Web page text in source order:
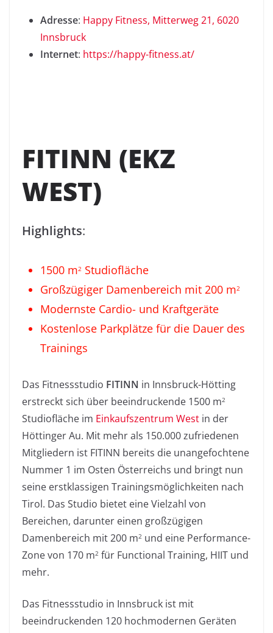
Adresse: Happy Fitness, Mitterweg 21, 6020
Innsbruck
Internet: https://happy-fitness.at/
FITINN (EKZ
WEST)
Highlights:
1500 m2 Studiofläche
Großzügiger Damenbereich mit 200 m2
Modernste Cardio- und Kraftgeräte
Kostenlose Parkplätze für die Dauer des
Trainings
Das Fitnessstudio FITINN in Innsbruck-Hötting
erstreckt sich über beeindruckende 1500 m2
Studiofläche im Einkaufszentrum West in der
Höttinger Au. Mit mehr als 150.000 zufriedenen
Mitgliedern ist FITINN bereits die unangefochtene
Nummer 1 im Osten Österreichs und bringt nun
seine erstklassigen Trainingsmöglichkeiten nach
Tirol. Das Studio bietet eine Vielzahl von
Bereichen, darunter einen großzügigen
Damenbereich mit 200 m2 und eine Performance-
Zone von 170 m2 für Functional Training, HIIT und
mehr.
Das Fitnessstudio in Innsbruck ist mit
beeindruckenden 120 hochmodernen Geräten